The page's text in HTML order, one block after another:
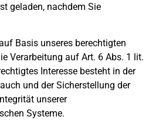
geladen, nachdem Sie
Basis unseres berechtigten
Verarbeitung auf Art. 6 Abs. 1 lit.
Interesse besteht in der
und der Sicherstellung der
unserer
Systeme.